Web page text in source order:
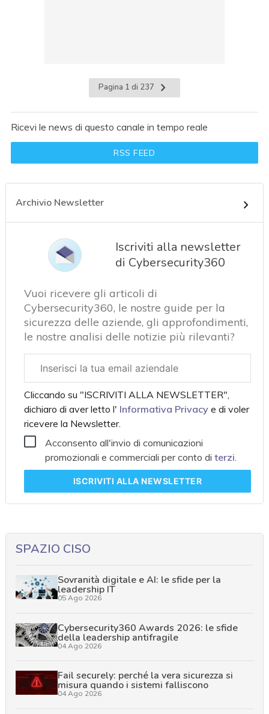
Pagina 1 di 237
Ricevi le news di questo canale in tempo reale
RSS FEED
Archivio Newsletter
Iscriviti alla newsletter
di Cybersecurity360
Vuoi ricevere gli articoli di
Cybersecurity360, le nostre guide per la
sicurezza delle aziende, gli approfondimenti,
le nostre analisi delle notizie più rilevanti?
aziendale
Cliccando su "ISCRIVITI ALLA NEWSLETTER",
dichiaro di aver letto l' Informativa Privacye di voler
ricevere la Newsletter.
Acconsento all'invio di comunicazioni
promozionali e commerciali per conto diterzi.
ISCRIVITI ALLA NEWSLETTER
SPAZIO CISO
Sovranità digitale e AI: le sfide per la
leadership IT
05 Ago 2026
Cybersecurity360 Awards 2026: le sfide
della leadership antifragile
04 Ago 2026
Fail securely: perché la vera sicurezza si
misura quando i sistemi falliscono
04 Ago 2026